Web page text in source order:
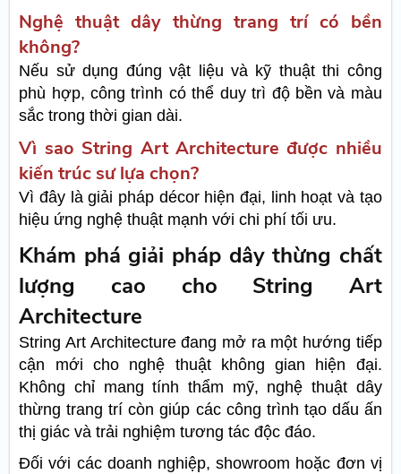
Nghệ thuật dây thừng trang trí có bền
không?
Nếu sử dụng đúng vật liệu và kỹ thuật thi công
phù hợp, công trình có thể duy trì độ bền và màu
sắc trong thời gian dài.
Vì sao String Art Architecture được nhiều
kiến trúc sư lựa chọn?
Vì đây là giải pháp décor hiện đại, linh hoạt và tạo
hiệu ứng nghệ thuật mạnh với chi phí tối ưu.
Khám phá giải pháp dây thừng chất
lượng cao cho String Art
Architecture
String Art Architecture đang mở ra một hướng tiếp
cận mới cho nghệ thuật không gian hiện đại.
Không chỉ mang tính thẩm mỹ, nghệ thuật dây
thừng trang trí còn giúp các công trình tạo dấu ấn
thị giác và trải nghiệm tương tác độc đáo.
Đối với các doanh nghiệp, showroom hoặc đơn vị